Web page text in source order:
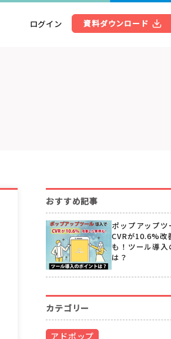
ログイン 資料ダウンロード
おすすめ記事
ポップアップツ
CVRが10.6%改
も！ツール導入
は？
カテゴリー
アドポップ